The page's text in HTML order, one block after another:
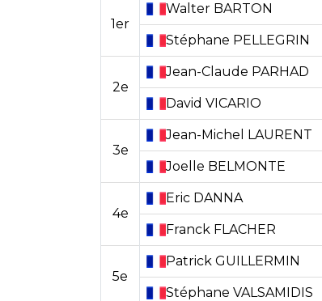
1er
Walter BARTON
Stéphane PELLEGRIN
2e
Jean-Claude PARHAD
David VICARIO
3e
Jean-Michel LAURENT
Joelle BELMONTE
4e
Eric DANNA
Franck FLACHER
5e
Patrick GUILLERMIN
Stéphane VALSAMIDIS